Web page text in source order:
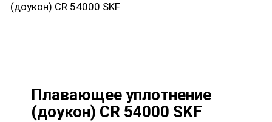
(доукон) CR 54000 SKF
Плавающее уплотнение
(доукон) CR 54000 SKF